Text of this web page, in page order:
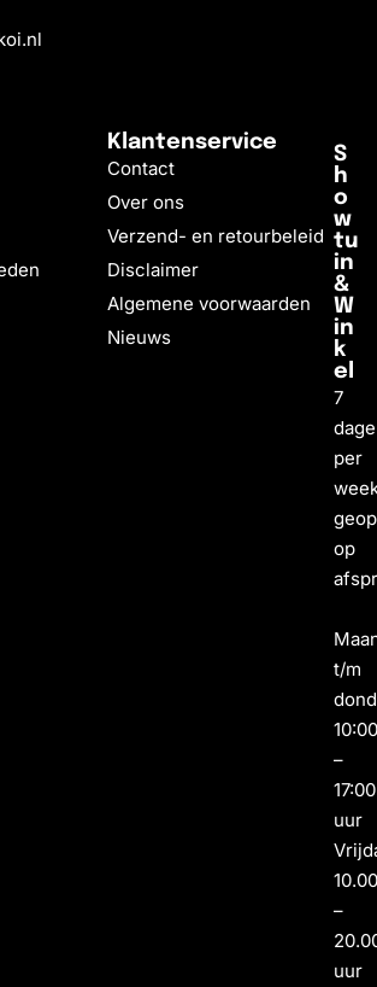
Klantenservice
Contact
Over ons
Verzend- en retourbeleid
Disclaimer
Algemene voorwaarden
Nieuws
S
h
o
w
tu
in
&
W
in
k
el
7
per
op
t/m
–
17:00
uur
–
uur